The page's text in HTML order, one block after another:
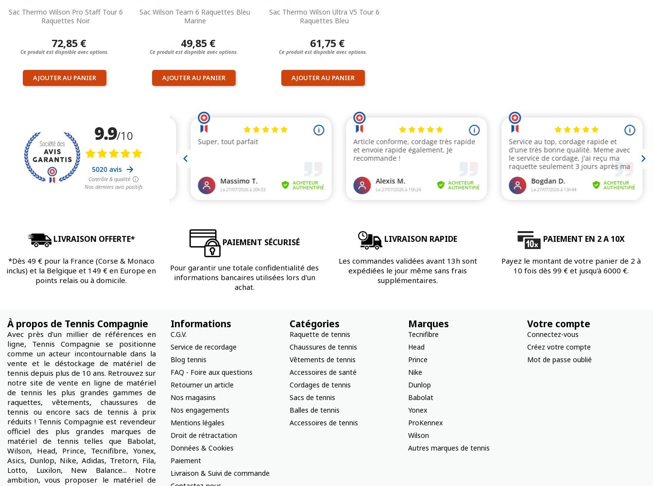
Sac Thermo Wilson Pro Staff Tour 6
Raquettes Noir
72,85 €
Ce produit est dispnible avec options.
AJOUTER AU PANIER
Sac Wilson Team 6 Raquettes Bleu
Marine
49,85 €
Ce produit est dispnible avec options.
AJOUTER AU PANIER
Sac Thermo Wilson Ultra V5 Tour 6
Raquettes Bleu
61,75 €
Ce produit est dispnible avec options.
AJOUTER AU PANIER
LIVRAISON OFFERTE*
*Dès 49 € pour la France (Corse & Monaco
inclus) et la Belgique et 149 € en Europe en
points relais ou à domicile.
PAIEMENT SÉCURISÉ
Pour garantir une totale confidentialité des
informations bancaires utilisées lors d'un
achat.
LIVRAISON RAPIDE
Les commandes validées avant 13h sont
expédiées le jour même sans frais
supplémentaires.
PAIEMENT EN 2 A 10X
Payez le montant de votre panier de 2 à
10 fois dès 99 € et jusqu'à 6000 €.
À propos de Tennis Compagnie
Avec près d’un millier de références en
ligne, Tennis Compagnie se positionne
comme un acteur incontournable dans la
vente et le déstockage de matériel de
tennis depuis plus de 10 ans. Retrouvez sur
notre site de vente en ligne de matériel
de tennis les plus grandes gammes de
raquettes, vêtements, chaussures de
tennis ou encore sacs de tennis à prix
réduits ! Tennis Compagnie est revendeur
officiel des plus grandes marques de
matériel de tennis telles que Babolat,
Wilson, Head, Prince, Tecnifibre, Yonex,
Asics, Dunlop, Nike, Adidas, Tretorn, Fila,
Lotto, Luxilon, New Balance... Notre
ambition, vous proposer le matériel de
Informations
C.G.V.
Service de recordage
Blog tennis
FAQ - Foire aux questions
Retourner un article
Nos magasins
Nos engagements
Mentions légales
Droit de rétractation
Données & Cookies
Paiement
Livraison & Suivi de commande
Catégories
Raquette de tennis
Chaussures de tennis
Vêtements de tennis
Accessoires de santé
Cordages de tennis
Sacs de tennis
Balles de tennis
Accessoires de tennis
Marques
Tecnifibre
Head
Prince
Nike
Dunlop
Babolat
Yonex
ProKennex
Wilson
Autres marques de tennis
Votre compte
Connectez-vous
Créez votre compte
Mot de passe oublié